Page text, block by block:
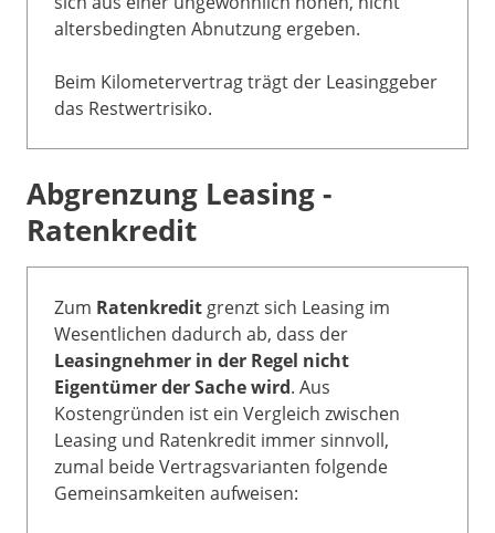
altersbedingten Abnutzung ergeben.
Beim Kilometervertrag trägt der Leasinggeber
das Restwertrisiko.
Abgrenzung Leasing -
Ratenkredit
Zum Ratenkredit grenzt sich Leasing im
Wesentlichen dadurch ab, dass der
Leasingnehmer in der Regel nicht
Eigentümer der Sache wird. Aus
Kostengründen ist ein Vergleich zwischen
Leasing und Ratenkredit immer sinnvoll,
zumal beide Vertragsvarianten folgende
Gemeinsamkeiten aufweisen: